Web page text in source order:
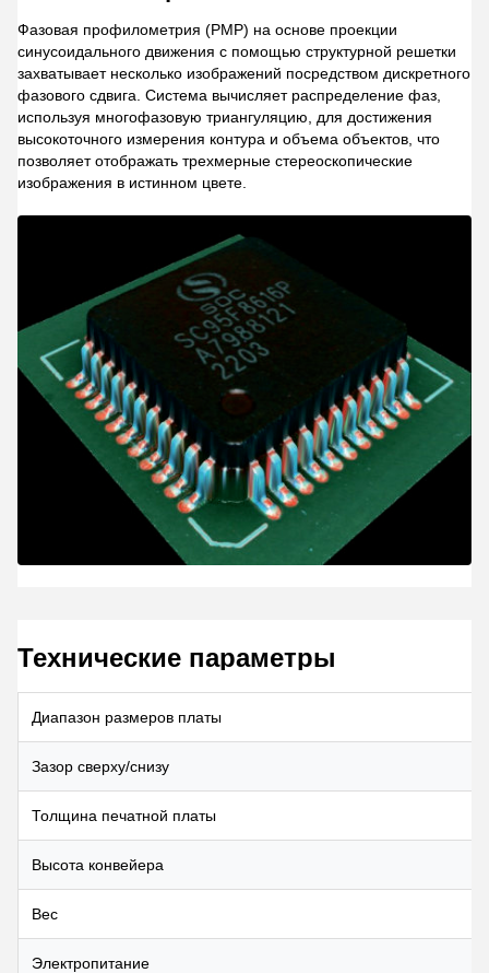
Фазовая профилометрия (PMP) на основе проекции
синусоидального движения с помощью структурной решетки
захватывает несколько изображений посредством дискретного
фазового сдвига. Система вычисляет распределение фаз,
используя многофазовую триангуляцию, для достижения
высокоточного измерения контура и объема объектов, что
позволяет отображать трехмерные стереоскопические
изображения в истинном цвете.
Технические параметры
Диапазон размеров платы
Зазор сверху/снизу
Толщина печатной платы
Высота конвейера
Вес
Электропитание